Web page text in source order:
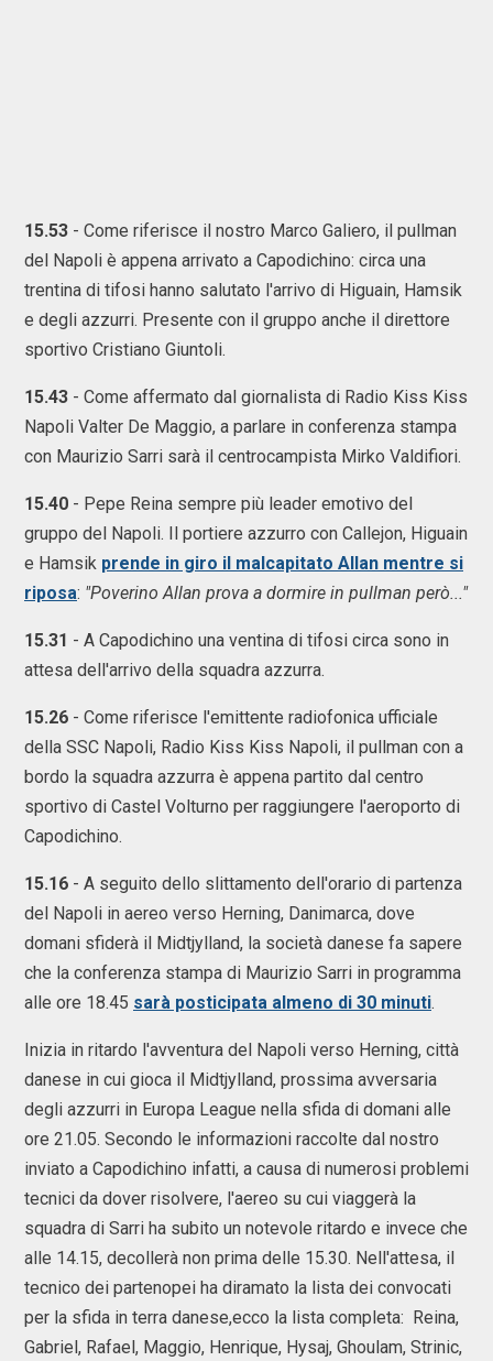
15.53 - Come riferisce il nostro Marco Galiero, il pullman
del Napoli è appena arrivato a Capodichino: circa una
trentina di tifosi hanno salutato l'arrivo di Higuain, Hamsik
e degli azzurri. Presente con il gruppo anche il direttore
sportivo Cristiano Giuntoli.
15.43 - Come affermato dal giornalista di Radio Kiss Kiss
Napoli Valter De Maggio, a parlare in conferenza stampa
con Maurizio Sarri sarà il centrocampista Mirko Valdifiori.
15.40 - Pepe Reina sempre più leader emotivo del
gruppo del Napoli. Il portiere azzurro con Callejon, Higuain
e Hamsik prende in giro il malcapitato Allan mentre si
riposa: "Poverino Allan prova a dormire in pullman però..."
15.31 - A Capodichino una ventina di tifosi circa sono in
attesa dell'arrivo della squadra azzurra.
15.26 - Come riferisce l'emittente radiofonica ufficiale
della SSC Napoli, Radio Kiss Kiss Napoli, il pullman con a
bordo la squadra azzurra è appena partito dal centro
sportivo di Castel Volturno per raggiungere l'aeroporto di
Capodichino.
15.16 - A seguito dello slittamento dell'orario di partenza
del Napoli in aereo verso Herning, Danimarca, dove
domani sfiderà il Midtjylland, la società danese fa sapere
che la conferenza stampa di Maurizio Sarri in programma
alle ore 18.45 sarà posticipata almeno di 30 minuti.
Inizia in ritardo l'avventura del Napoli verso Herning, città
danese in cui gioca il Midtjylland, prossima avversaria
degli azzurri in Europa League nella sfida di domani alle
ore 21.05. Secondo le informazioni raccolte dal nostro
inviato a Capodichino infatti, a causa di numerosi problemi
tecnici da dover risolvere, l'aereo su cui viaggerà la
squadra di Sarri ha subito un notevole ritardo e invece che
alle 14.15, decollerà non prima delle 15.30. Nell'attesa, il
tecnico dei partenopei ha diramato la lista dei convocati
per la sfida in terra danese,ecco la lista completa: Reina,
Gabriel, Rafael, Maggio, Henrique, Hysaj, Ghoulam, Strinic,